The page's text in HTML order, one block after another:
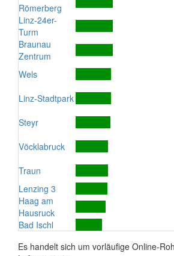
Römerberg
Linz-24er-
Turm
Braunau
Zentrum
Wels
Linz-Stadtpark
Steyr
Vöcklabruck
Traun
Lenzing 3
Haag am
Hausruck
Bad Ischl
Es handelt sich um vorläufige Online-